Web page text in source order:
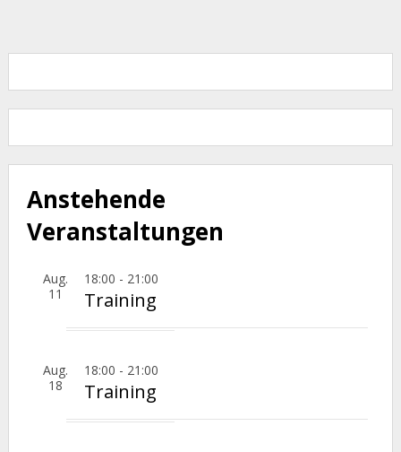
Anstehende
Veranstaltungen
Aug.
11
18:00 - 21:00
Training
Aug.
18
18:00 - 21:00
Training